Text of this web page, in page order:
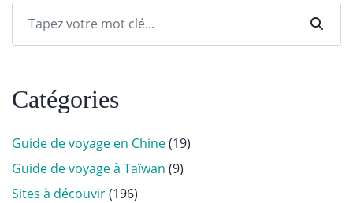
Catégories
Guide de voyage en Chine(19)
Guide de voyage à Taïwan (9)
Sites à découvir(196)